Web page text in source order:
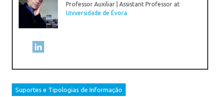
Professor Auxiliar | Assistant Professor at
Universidade de Évora
Suportes e Tipologias de Informação